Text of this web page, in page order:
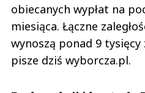
obiecanych wypłat na
miesiąca. Łączne
wynoszą ponad 9 tysięcy
pisze dziś wyborcza.pl.